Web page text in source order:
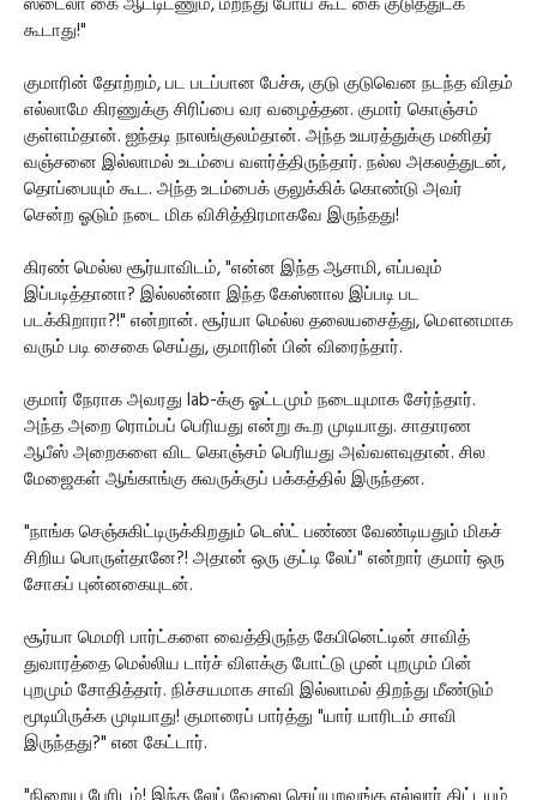
கூடாது!"
குமாரின் தோற்றம், பட படப்பான பேச்சு, குடு குடுவென நடந்த விதம்
எல்லாமே கிரணுக்கு சிரிப்பை வர வழைத்தன. குமார் கொஞ்சம்
குள்ளம்தான். ஐந்தடி நாலங்குலம்தான். அந்த உயரத்துக்கு மனிதர்
வஞ்சனை இல்லாமல் உடம்பை வளர்த்திருந்தார். நல்ல அகலத்துடன்,
தொப்பையும் கூட. அந்த உடம்பைக் குலுக்கிக் கொண்டு அவர்
சென்ற ஓடும் நடை மிக விசித்திரமாகவே இருந்தது!
கிரண் மெல்ல சூர்யாவிடம், "என்ன இந்த ஆசாமி, எப்பவும்
இப்படித்தானா? இல்லன்னா இந்த கேஸ்னால இப்படி பட
படக்கிறாரா?!" என்றான். சூர்யா மெல்ல தலையசைத்து, மௌனமாக
வரும் படி சைகை செய்து, குமாரின் பின் விரைந்தார்.
குமார் நேராக அவரது lab-க்கு ஓட்டமும் நடையுமாக சேர்ந்தார்.
அந்த அறை ரொம்பப் பெரியது என்று கூற முடியாது. சாதாரண
ஆபீஸ் அறைகளை விட கொஞ்சம் பெரியது அவ்வளவுதான். சில
மேஜைகள் ஆங்காங்கு சுவருக்குப் பக்கத்தில் இருந்தன.
"நாங்க செஞ்சுகிட்டிருக்கிறதும் டெஸ்ட் பண்ண வேண்டியதும் மிகச்
சிறிய பொருள்தானே?! அதான் ஒரு குட்டி லேப்" என்றார் குமார் ஒரு
சோகப் புன்னகையுடன்.
சூர்யா மெமரி பார்ட்களை வைத்திருந்த கேபினெட்டின் சாவித்
துவாரத்தை மெல்லிய டார்ச் விளக்கு போட்டு முன் புறமும் பின்
புறமும் சோதித்தார். நிச்சயமாக சாவி இல்லாமல் திறந்து மீண்டும்
மூடியிருக்க முடியாது! குமாரைப் பார்த்து "யார் யாரிடம் சாவி
இருந்தது?" என கேட்டார்.